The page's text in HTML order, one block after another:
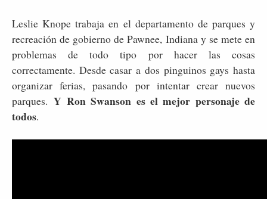
Leslie Knope trabaja en el departamento de parques y
recreación de gobierno de Pawnee, Indiana y se mete en
problemas de todo tipo por hacer las cosas
correctamente. Desde casar a dos pinguinos gays hasta
organizar ferias, pasando por intentar crear nuevos
parques.Y Ron Swanson es el mejor personaje de
todos.